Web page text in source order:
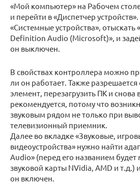
«Мой компьютер» на Рабочем
и перейти в «Диспетчер
«Системные устройства»,
Definition Audio (Microsoft)», и
он выключен.
В свойствах контроллера можно
ли он работает. Также разрешается
элемент, перезагрузить ПК и снова
рекомендуется, потому что
звуковым рядом не только при
телевизионный приемник.
Далее во вкладке «Звуковые,
видеоустройства» нужно найти
Audio» (перед его названием
звуковой карты NVidia, AMD и т.д.)
он включен.